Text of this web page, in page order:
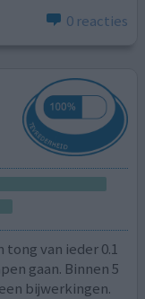
0 reacties
van ieder 0.1
gaan. Binnen 5
bijwerkingen.